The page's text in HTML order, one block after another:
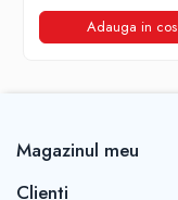
Adauga in cos
Magazinul meu
Clienti